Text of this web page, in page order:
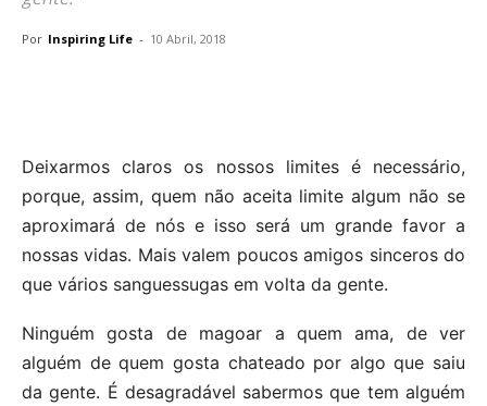
Por Inspiring Life - 10 Abril, 2018
Deixarmos claros os nossos limites é necessário,
porque, assim, quem não aceita limite algum não se
aproximará de nós e isso será um grande favor a
nossas vidas. Mais valem poucos amigos sinceros do
que vários sanguessugas em volta da gente.
Ninguém gosta de magoar a quem ama, de ver
alguém de quem gosta chateado por algo que saiu
da gente. É desagradável sabermos que tem alguém